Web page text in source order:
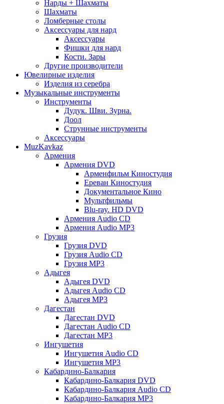
Нарды + Шахматы
Шахматы
Ломберные столы
Аксессуары для нард
Аксессуары
Фишки для нард
Кости. Зары
Другие производители
Ювелирные изделия
Изделия из серебра
Музыкальные инструменты
Инструменты
Дудук. Шви. Зурна.
Доол
Струнные инструменты
Аксессуары
MuzKavkaz
Армения
Армения DVD
Арменфильм Киностудия
Ереван Киностудия
Документальное Кино
Мультфильмы
Blu-ray. HD DVD
Армения Audio CD
Армения Audio MP3
Грузия
Грузия DVD
Грузия Audio CD
Грузия MP3
Адыгея
Адыгея DVD
Адыгея Audio CD
Адыгея MP3
Дагестан
Дагестан DVD
Дагестан Audio CD
Дагестан MP3
Ингушетия
Ингушетия Audio CD
Ингушетия MP3
Кабардино-Балкария
Кабардино-Балкария DVD
Кабардино-Балкария Audio CD
Кабардино-Балкария MP3